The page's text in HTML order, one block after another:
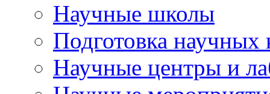
Научные школы
Подготовка научных
Научные центры и